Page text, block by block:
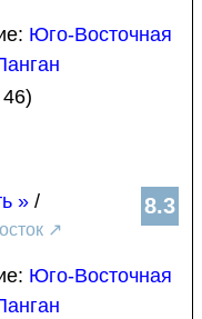
Юго-Восточная
8.3
» /
↗
Юго-Восточная